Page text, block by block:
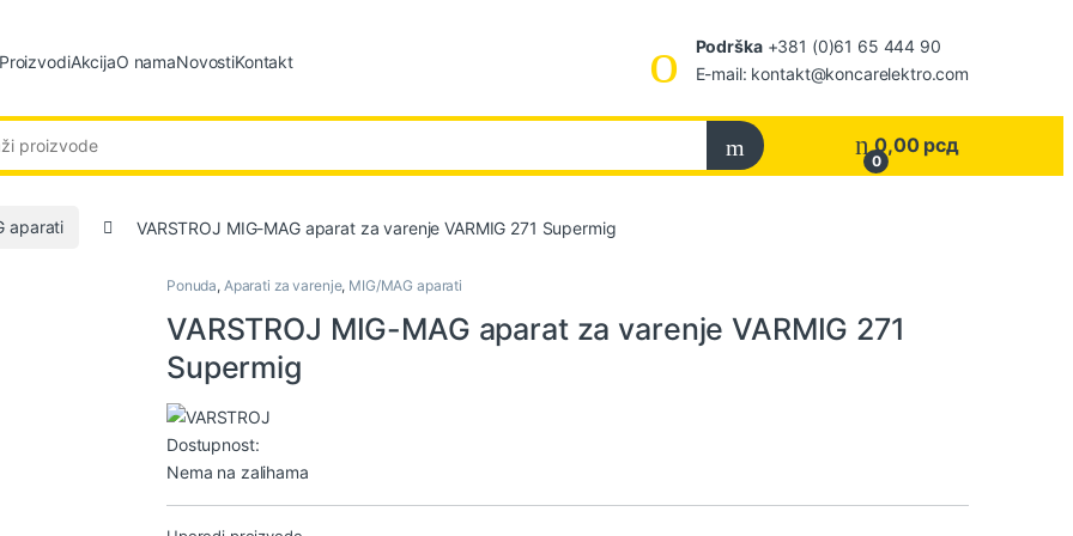
ProizvodiAkcijaO namaNovostiKontakt
Podrška+381 (0)61 65 444 90
E-mail: kontakt@koncarelektro.com
0
0,00 рсд
aparati VARSTROJ MIG-MAG aparat za varenje VARMIG 271 Supermig
Ponuda, Aparati za varenje, MIG/MAG aparati
VARSTROJ MIG-MAG aparat za varenje VARMIG 271
Supermig
Dostupnost:
Nema na zalihama